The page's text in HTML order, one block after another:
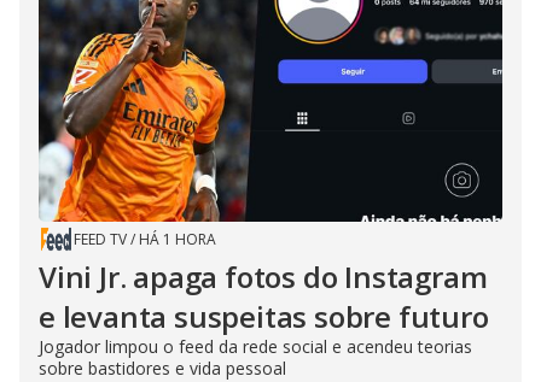
FEED TV/ HÁ 1 HORA
Vini Jr. apaga fotos do Instagram
e levanta suspeitas sobre futuro
Jogador limpou o feed da rede social e acendeu teorias
sobre bastidores e vida pessoal